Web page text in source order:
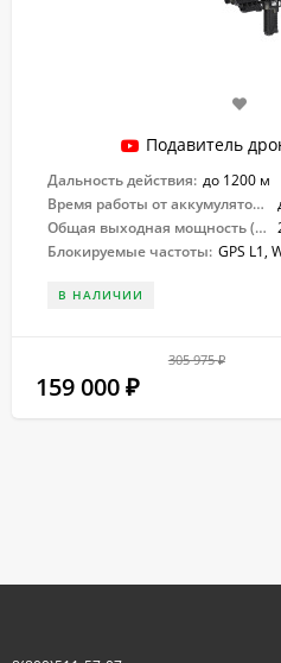
Подавитель
Дальность действия: до 1200 м
Время работы от аккумулятора:
Общая выходная мощность (Вт):
Блокируемые частоты: GPS L1,
В НАЛИЧИИ
305 975₽
159 000 ₽